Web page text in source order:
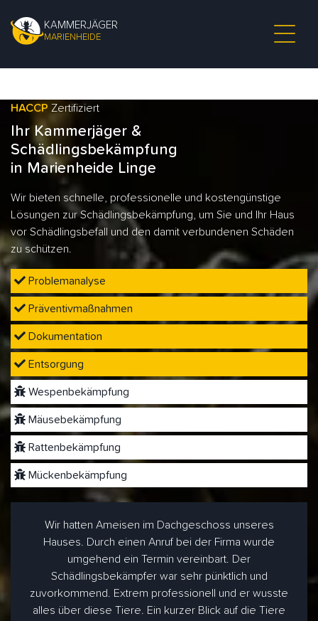
KAMMERJÄGER
MARIENHEIDE
HACCP Zertifiziert
Ihr Kammerjäger &
Schädlingsbekämpfung
in Marienheide Linge
Wir bieten schnelle, professionelle und kostengünstige
Lösungen zur Schädlingsbekämpfung, um Sie und Ihr Haus
vor Schädlingsbefall und den damit verbundenen Schäden
zu schützen.
Problemanalyse
Präventivmaßnahmen
Dokumentation
Entsorgung
Wespenbekämpfung
Mäusebekämpfung
Rattenbekämpfung
Mückenbekämpfung
Wir hatten Ameisen im Dachgeschoss unseres
Hauses. Durch einen Anruf bei der Firma wurde
umgehend ein Termin vereinbart. Der
Schädlingsbekämpfer war sehr pünktlich und
zuvorkommend. Extrem professionell und er wusste
alles über diese Tiere. Ein kurzer Blick auf die Tiere